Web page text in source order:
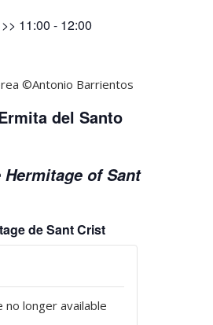
11:00 - 12:00
del Santo
of Sant
de Sant Crist
longer available